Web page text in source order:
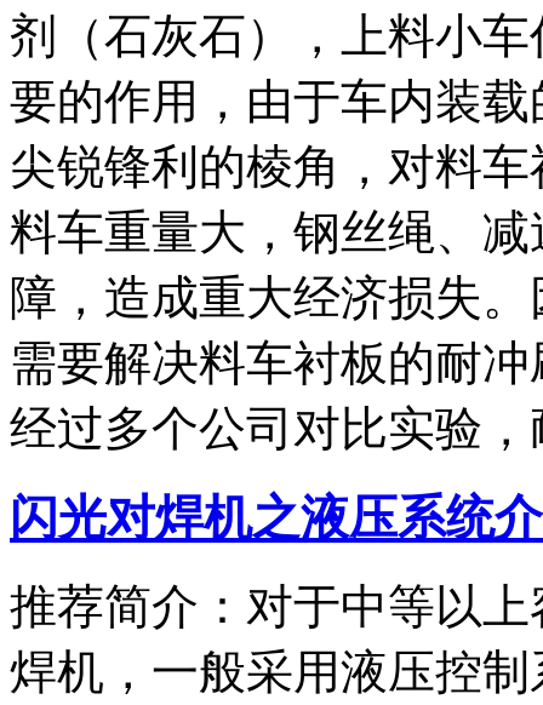
剂（石灰石），上料小
要的作用，由于车内装
尖锐锋利的棱角，对料
料车重量大，钢丝绳、
障，造成重大经济损失
需要解决料车衬板的耐
经过多个公司对比实验，
闪光对焊机之液压系统
推荐简介：对于中等以
焊机，一般采用液压控